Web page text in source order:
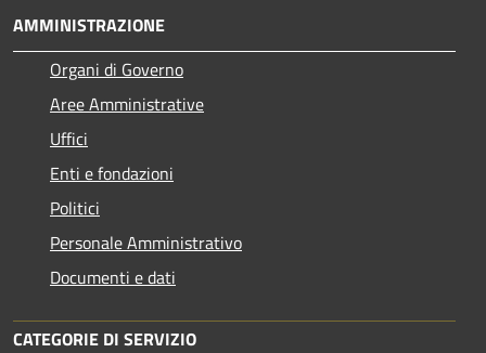
AMMINISTRAZIONE
Organi di Governo
Aree Amministrative
Uffici
Enti e fondazioni
Politici
Personale Amministrativo
Documenti e dati
CATEGORIE DI SERVIZIO